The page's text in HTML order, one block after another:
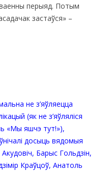
перыяд. Потым
застаўся» –
не з’яўляецца
(як не з’яўляліся
«Мы яшчэ тут!»),
досыць вядомыя
Барыс Гольдзін,
Краўцоў, Анатоль